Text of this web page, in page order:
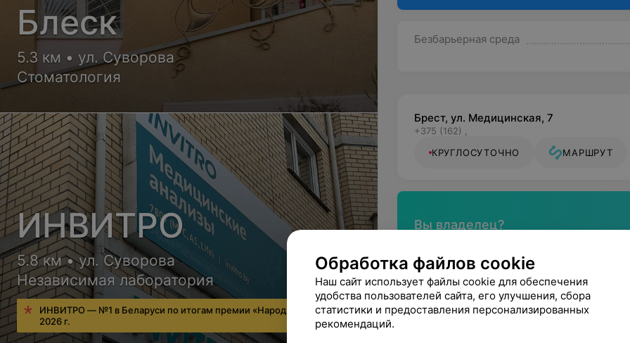
Безбарьерная среда
Брест, ул. Медицинская, 7
+375 (162) ,
КРУГЛОСУТОЧНО
МАРШРУТ
Вы владелец?
Нашли ошибку?
Блеск
5.3 км • ул. Суворова
Стоматология
ИНВИТРО
5.8 км • ул. Суворова
Независимая лаборатория
ИНВИТРО — №1 в Беларуси по итогам премии «Народный выбор»
2026 г.
Обработка файлов cookie
Наш сайт использует файлы cookie для обеспечения
удобства пользователей сайта, его улучшения, сбора
статистики и предоставления персонализированных
рекомендаций.